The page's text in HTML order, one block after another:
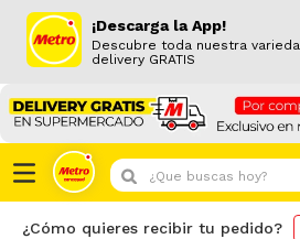
¡Descarga la App!
Descubre toda nuestra
delivery GRATIS
¿Que buscas hoy?
¿Cómo quieres recibir tu pedido?